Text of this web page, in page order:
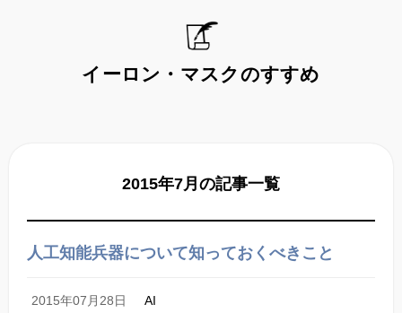
イーロン・マスクのすすめ
2015年7月の記事一覧
人工知能兵器について知っておくべきこと
2015年07月28日 AI